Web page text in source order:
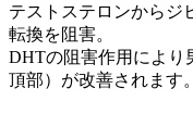
テストステロンからジ
転換を阻害。
DHTの阻害作用によ
頂部）が改善されます。